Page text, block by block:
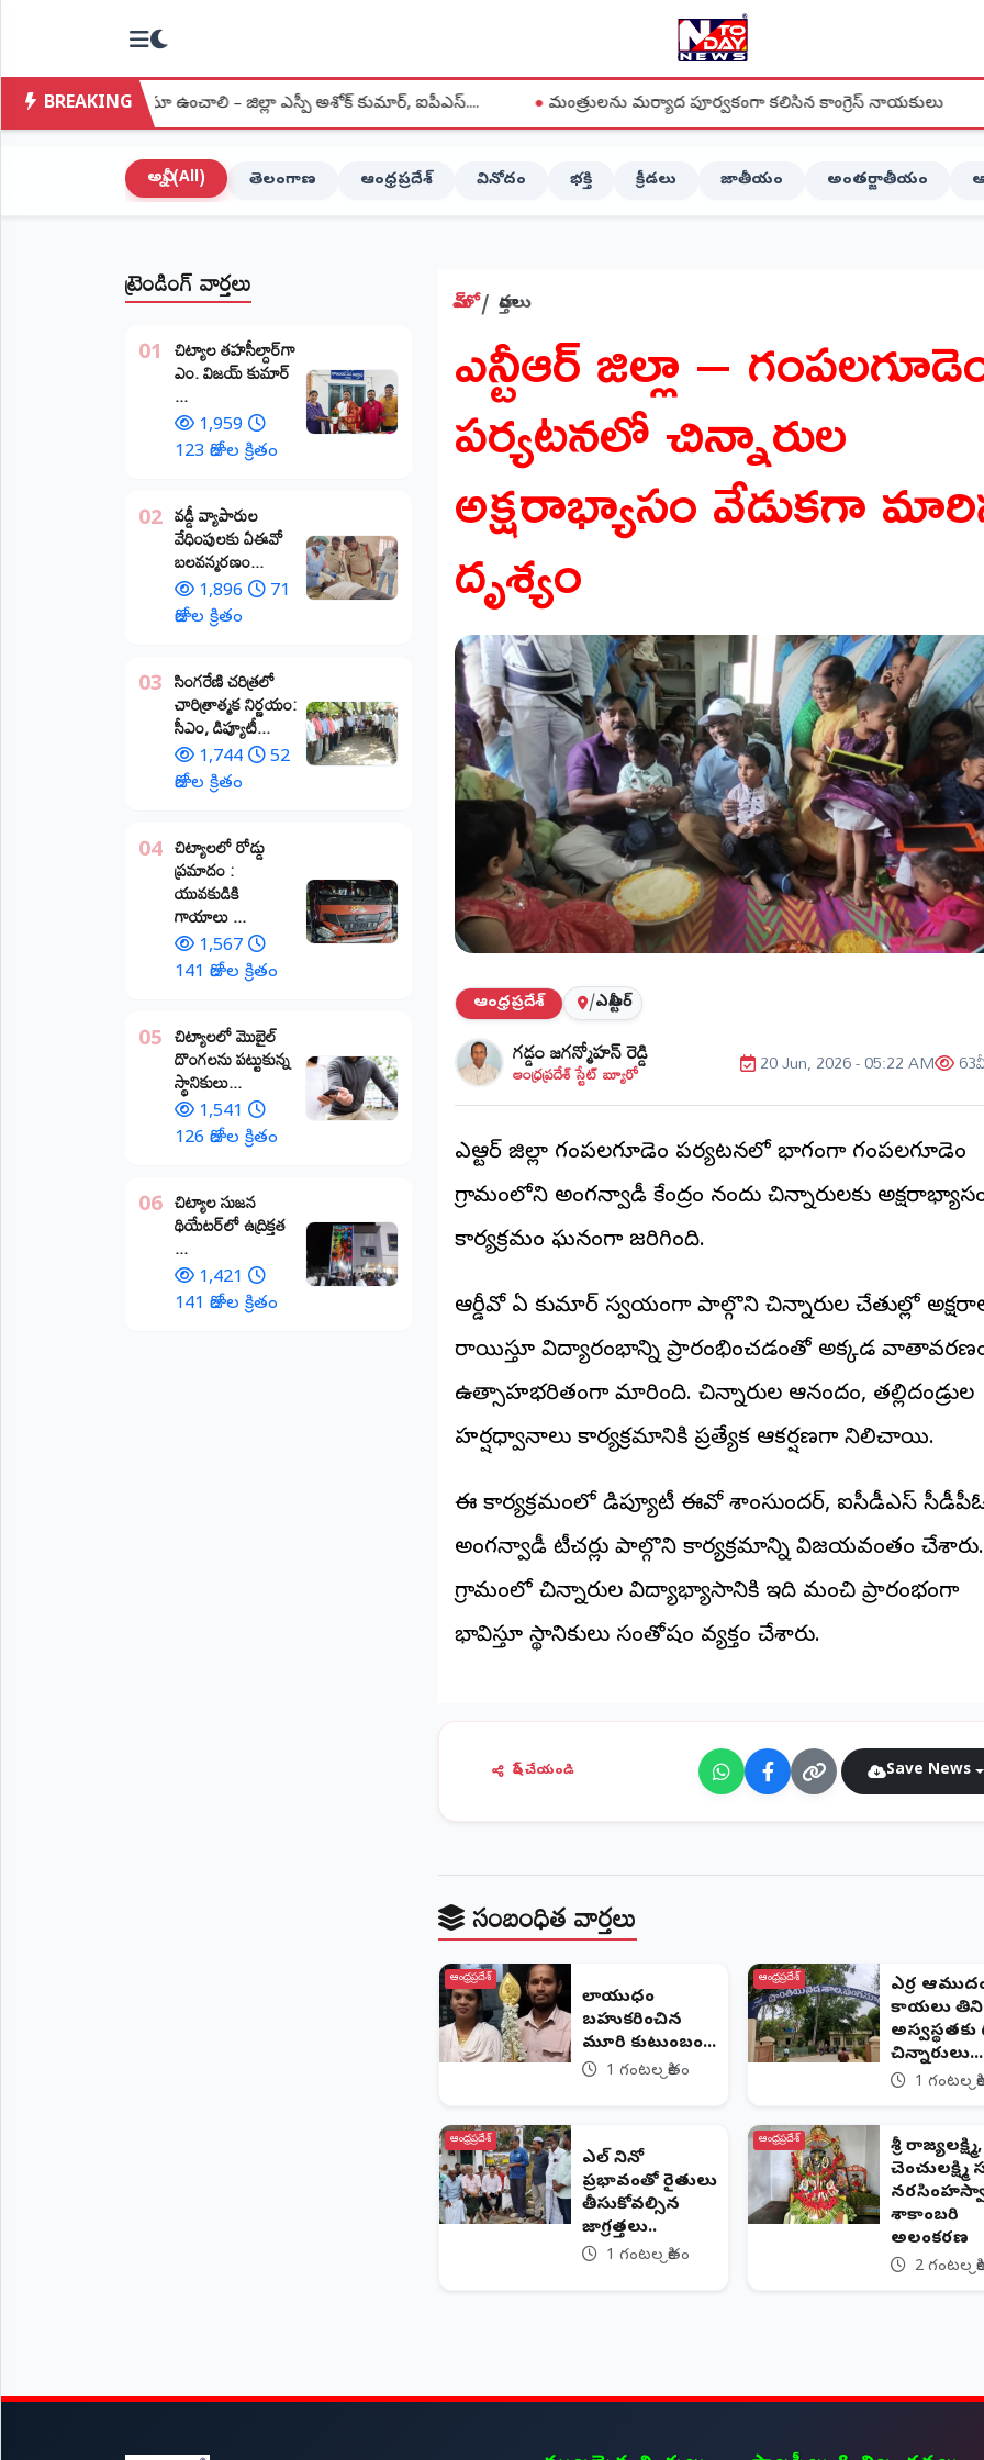
NTODAY×
హోమ్
BREAKING
నిఘా ఉంచాలి – జిల్లా ఎస్పీ అశోక్ కుమార్, ఐపీఎస్.... ●మంత్రులను మర్యాద పూర్వకంగా కలిసిన కాంగ్రెస్ నాయకులు ●దేవరపల్లిలో
అన్నీ (All) తెలంగాణ ఆంధ్రప్రదేశ్ వినోదం భక్తి క్రీడలు జాతీయం అంతర్జాతీయం
ట్రెండింగ్ వార్తలు
01 ​చిట్యాల తహసీల్దార్‌గా
ఎం. విజయ్ కుమార్
...
1,959
123 రోజుల క్రితం
02 వడ్డీ వ్యాపారుల
వేధింపులకు ఏఈవో
బలవన్మరణం...
1,896
71
రోజుల క్రితం
03 ​సింగరేణి చరిత్రలో
చారిత్రాత్మక నిర్ణయం:
సీఎం, డిప్యూటీ...
1,744
52
రోజుల క్రితం
04 చిట్యాలలో రోడ్డు
ప్రమాదం :
యువకుడికి
గాయాలు ​...
1,567
141 రోజుల క్రితం
05 చిట్యాలలో మొబైల్
దొంగలను పట్టుకున్న
స్థానికులు...
1,541
126 రోజుల క్రితం
06 చిట్యాల సుజన
థియేటర్‌లో ఉద్రిక్తత
...
1,421
141 రోజుల క్రితం
హోమ్ వార్తలు
ఎన్టీఆర్ జిల్లా –
పర్యటనలో చిన్నారుల
అక్షరాభ్యాసం వేడుకగా
దృశ్యం
ఆంధ్రప్రదేశ్ /ఎన్టీఆర్
గడ్డం జగన్మోహన్ రెడ్డి
ఆంధ్రప్రదేశ్ స్టేట్ బ్యూరో 20 Jun, 2026 - 05:22 AM 63
ఎన్టీఆర్ జిల్లా గంపలగూడెం పర్యటనలో భాగంగా గంపలగూడెం
గ్రామంలోని అంగన్వాడీ కేంద్రం నందు చిన్నారులకు
కార్యక్రమం ఘనంగా జరిగింది.
ఆర్డీవో ఏ కుమార్ స్వయంగా పాల్గొని చిన్నారుల చేతుల్లో
రాయిస్తూ విద్యారంభాన్ని ప్రారంభించడంతో అక్కడ
ఉత్సాహభరితంగా మారింది. చిన్నారుల ఆనందం, తల్లిదండ్రుల
హర్షధ్వానాలు కార్యక్రమానికి ప్రత్యేక ఆకర్షణగా నిలిచాయి.
ఈ కార్యక్రమంలో డిప్యూటీ ఈవో శాంసుందర్, ఐసీడీఎస్
అంగన్వాడీ టీచర్లు పాల్గొని కార్యక్రమాన్ని విజయవంతం చేశారు.
గ్రామంలో చిన్నారుల విద్యాభ్యాసానికి ఇది మంచి ప్రారంభంగా
భావిస్తూ స్థానికులు సంతోషం వ్యక్తం చేశారు.
షేర్ చేయండి Save News
సంబంధిత వార్తలు
ఆంధ్రప్రదేశ్
వేలాయుధం
బహుకరించిన
వేమూరి కుటుంబం...
1 గంటల క్రితం
ఆంధ్రప్రదేశ్
ఎర్ర
కాయలు తిని
అస్వస్థతకు
చిన్నారులు...
1 గంటల
ఆంధ్రప్రదేశ్
ఎల్ నినో
ప్రభావంతో రైతులు
తీసుకోవల్సిన
జాగ్రత్తలు..
1 గంటల క్రితం
ఆంధ్రప్రదేశ్
శ్రీ రాజ్యలక్ష్మి,
శాకాంబరి
అలంకరణ
2 గంటల